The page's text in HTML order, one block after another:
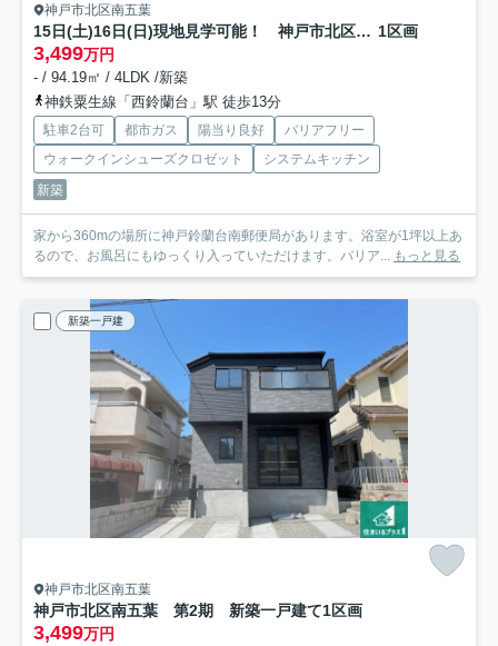
神戸市北区南五葉
15日(土)16日(日)現地見学可能！ 神戸市北区南五葉 第2期 新築一戸建て 1区画
3,499万円
- / 94.19㎡ / 4LDK /新築
神鉄粟生線「西鈴蘭台」駅 徒歩13分
駐車2台可 都市ガス 陽当り良好
バリアフリー
ウォークインシューズクロゼット
システムキッチン
新築
家から360mの場所に神戸鈴蘭台南郵便局があります。浴室が1坪以上あ
るので、お風呂にもゆっくり入っていただけます。バリア...
もっと見る
新築一戸建
神戸市北区南五葉
神戸市北区南五葉 第2期 新築一戸建て1区画
3,499万円